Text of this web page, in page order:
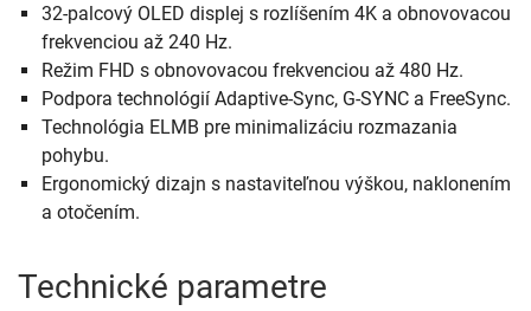
32-palcový OLED displej s rozlíšením 4K a obnovovacou
frekvenciou až 240 Hz.
Režim FHD s obnovovacou frekvenciou až 480 Hz.
Podpora technológií Adaptive-Sync, G-SYNC a FreeSync.
Technológia ELMB pre minimalizáciu rozmazania
pohybu.
Ergonomický dizajn s nastaviteľnou výškou, naklonením
a otočením.
Technické parametre